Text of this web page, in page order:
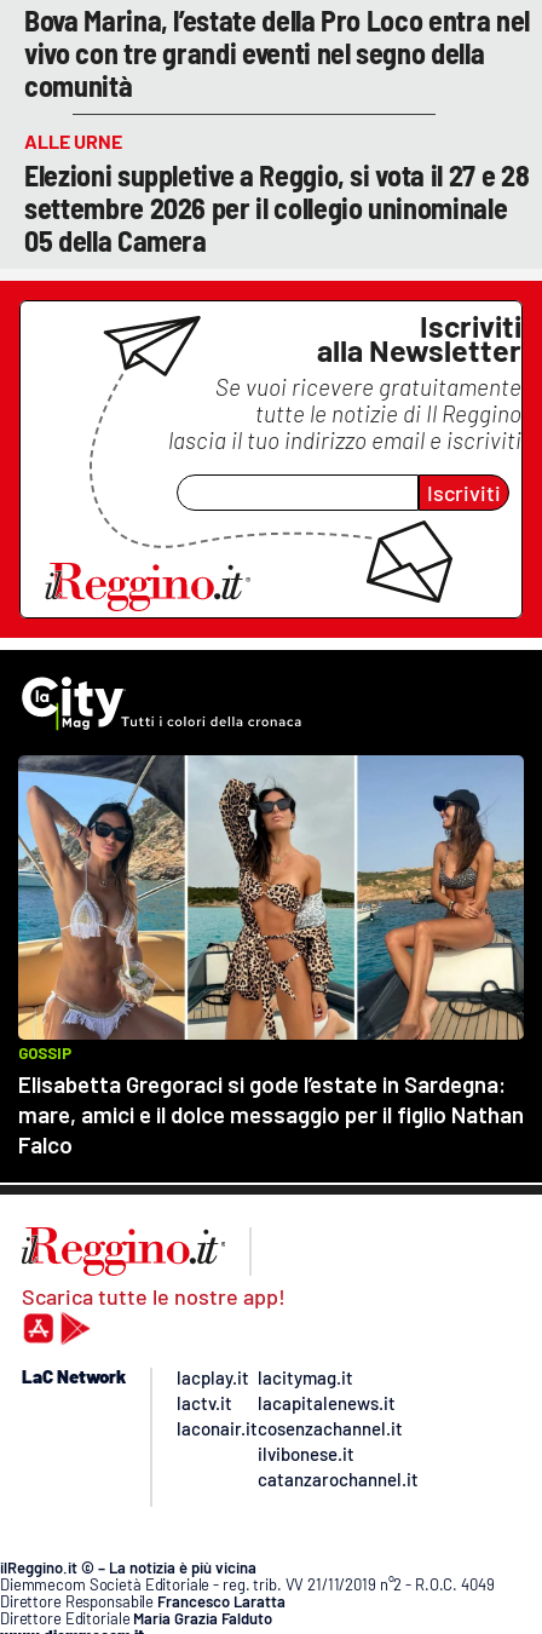
Bova Marina, l’estate della Pro Loco entra nel
vivo con tre grandi eventi nel segno della
comunità
ALLE URNE
Elezioni suppletive a Reggio, si vota il 27 e 28
settembre 2026 per il collegio uninominale
05 della Camera
Iscriviti
alla Newsletter
Se vuoi ricevere gratuitamente
tutte le notizie di Il Reggino
lascia il tuo indirizzo email e iscriviti
Iscriviti
Scarica tutte le nostre app!
LaC Network
lacplay.it
lactv.it
laconair.it
lacitymag.it
lacapitalenews.it
cosenzachannel.it
ilvibonese.it
catanzarochannel.it
ilReggino.it © – La notizia è più vicina
Diemmecom Società Editoriale - reg. trib. VV 21/11/2019 n°2 - R.O.C. 4049
Direttore Responsabile Francesco Laratta
Direttore Editoriale Maria Grazia Falduto